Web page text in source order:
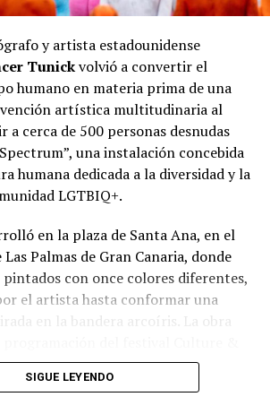
y artista estadounidense
Tunickvolvió a convertir el
humano en materia prima de una
artística multitudinaria al
a cerca de 500 personas desnudas
una instalación concebida
humana dedicada a la diversidad y la
LGTBIQ+.
en la plaza de Santa Ana, en el
Palmas de Gran Canaria, donde
con once colores diferentes,
el artista hasta conformar una
en la bandera arcoíris. La obra
SIGUE LEYENDO